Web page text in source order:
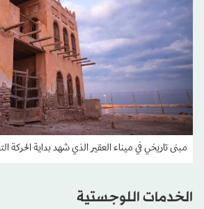
مبنى تاريخي في ميناء العقير الذي شهد بداية الحركة
الخدمات اللوجستية